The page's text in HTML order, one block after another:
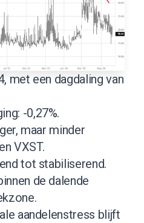
met een dagdaling van
-0,27%.
maar minder
VXST.
tot stabiliserend.
de dalende
aandelenstress blijft